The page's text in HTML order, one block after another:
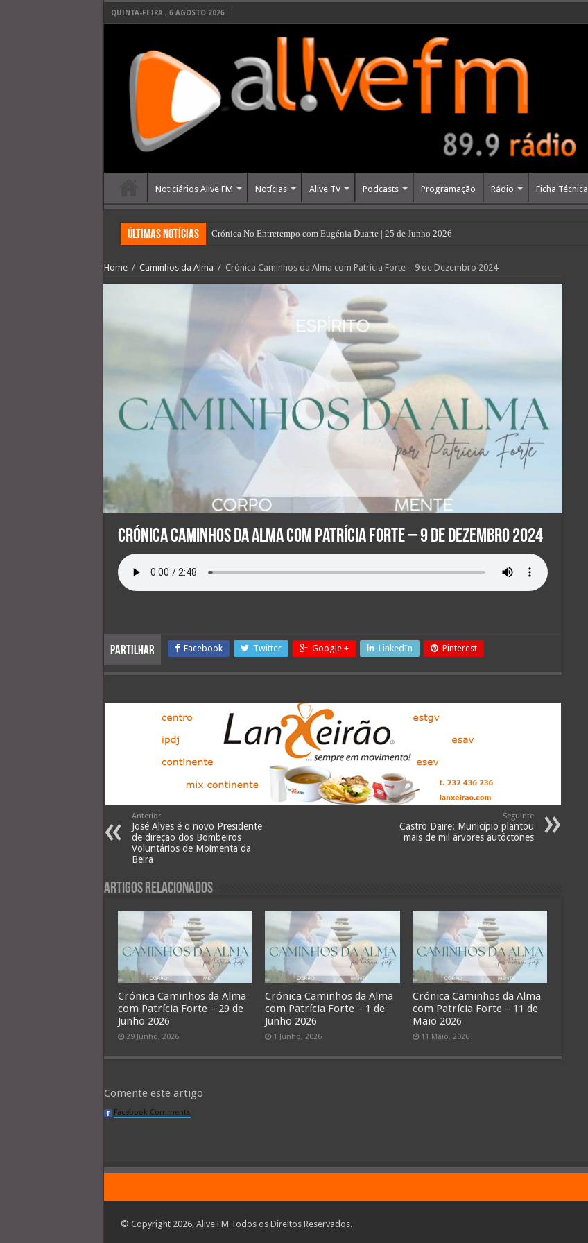
QUINTA-FEIRA , 6 AGOSTO 2026
Noticiários Alive FM Notícias Alive TV Podcasts Programação Rádio Ficha Técnica
últimas Notícias Crónica No Entretempo com Eugénia Duarte | 25 de Junho 2026
Home / Caminhos da Alma / Crónica Caminhos da Alma com Patrícia Forte – 9 de Dezembro 2024
Crónica Caminhos da Alma com Patrícia Forte – 9 de Dezembro 2024
Partilhar Facebook Twitter Google + LinkedIn Pinterest
Anterior
José Alves é o novo Presidente
de direção dos Bombeiros
Voluntários de Moimenta da
Beira
Seguinte
Castro Daire: Município plantou
mais de mil árvores autóctones
Artigos Relacionados
Crónica Caminhos da Alma
com Patrícia Forte – 29 de
Junho 2026
29 Junho, 2026
Crónica Caminhos da Alma
com Patrícia Forte – 1 de
Junho 2026
1 Junho, 2026
Crónica Caminhos da Alma
com Patrícia Forte – 11 de
Maio 2026
11 Maio, 2026
Comente este artigo
Facebook Comments
© Copyright 2026, Alive FM Todos os Direitos Reservados.